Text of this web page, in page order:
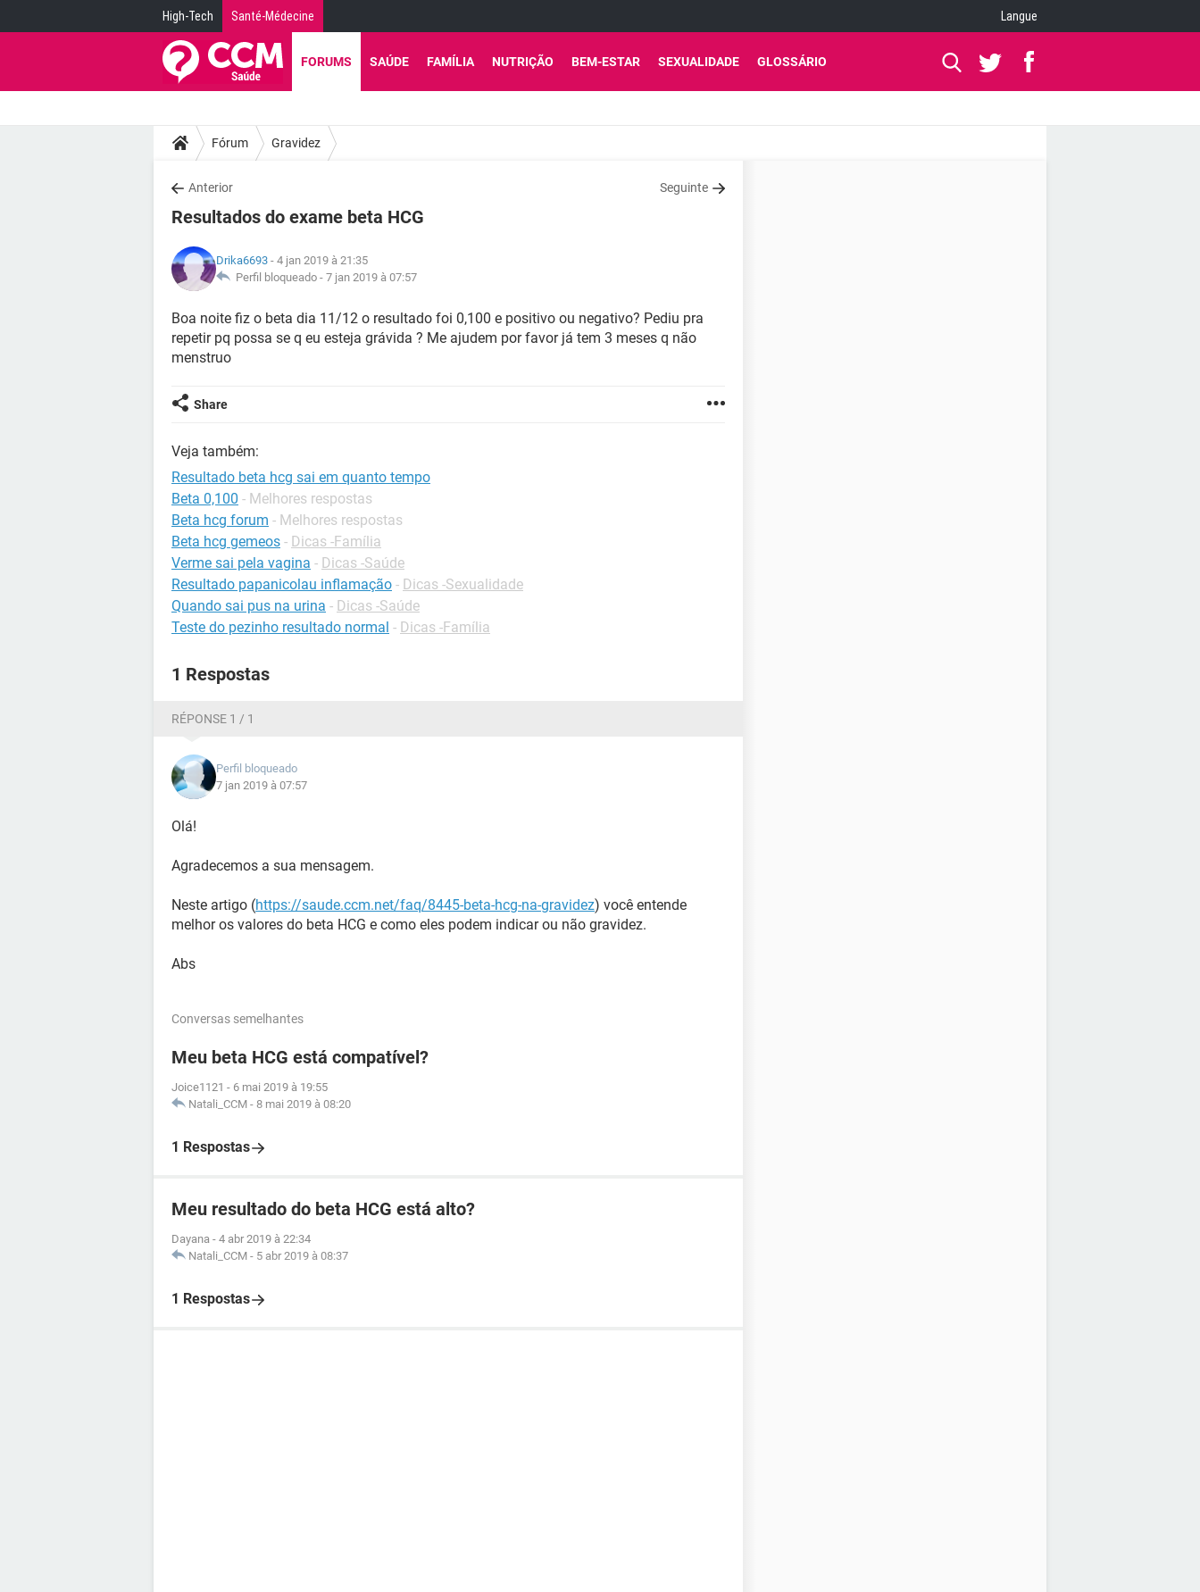
High-Tech Santé-Médecine Langue
FORUMS SAÚDE FAMÍLIA NUTRIÇÃO BEM-ESTAR SEXUALIDADE GLOSSÁRIO
Fórum Gravidez
Anterior Seguinte
Resultados do exame beta HCG
Drika6693 - 4 jan 2019 à 21:35
Perfil bloqueado - 7 jan 2019 à 07:57
Boa noite fiz o beta dia 11/12 o resultado foi 0,100 e positivo ou negativo? Pediu pra
repetir pq possa se q eu esteja grávida ? Me ajudem por favor já tem 3 meses q não
menstruo
Share
Veja também:
Resultado beta hcg sai em quanto tempo
Beta 0,100 - Melhores respostas
Beta hcg forum - Melhores respostas
Beta hcg gemeos - Dicas -Família
Verme sai pela vagina - Dicas -Saúde
Resultado papanicolau inflamação - Dicas -Sexualidade
Quando sai pus na urina - Dicas -Saúde
Teste do pezinho resultado normal - Dicas -Família
1 Respostas
RÉPONSE 1 / 1
Perfil bloqueado
7 jan 2019 à 07:57
Olá!
Agradecemos a sua mensagem.
Neste artigo (https://saude.ccm.net/faq/8445-beta-hcg-na-gravidez) você entende
melhor os valores do beta HCG e como eles podem indicar ou não gravidez.
Abs
Conversas semelhantes
Meu beta HCG está compatível?
Joice1121 - 6 mai 2019 à 19:55
Natali_CCM - 8 mai 2019 à 08:20
1 Respostas
Meu resultado do beta HCG está alto?
Dayana - 4 abr 2019 à 22:34
Natali_CCM - 5 abr 2019 à 08:37
1 Respostas